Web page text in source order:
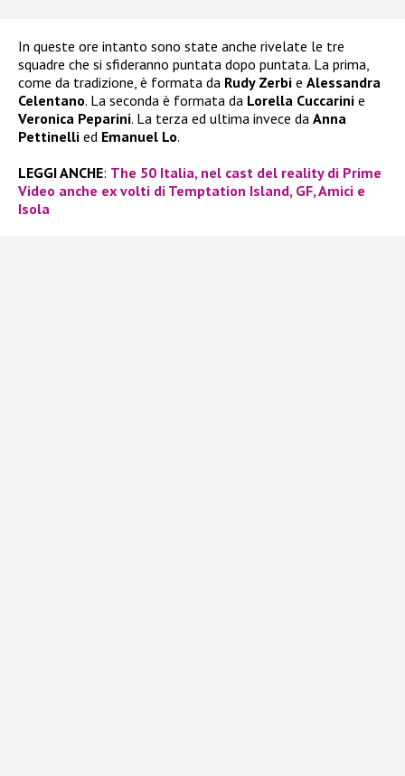
In queste ore intanto sono state anche rivelate le tre
squadre che si sfideranno puntata dopo puntata. La prima,
come da tradizione, è formata da Rudy Zerbi e Alessandra
Celentano. La seconda è formata da Lorella Cuccarini e
Veronica Peparini. La terza ed ultima invece da Anna
Pettinelli ed Emanuel Lo.
LEGGI ANCHE: The 50 Italia, nel cast del reality di Prime
Video anche ex volti di Temptation Island, GF, Amici e
Isola